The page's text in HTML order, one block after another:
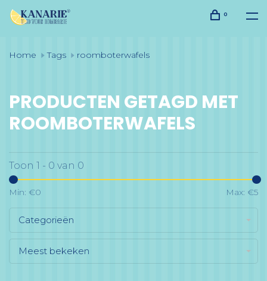
0
Home Tags roomboterwafels
PRODUCTEN GETAGD MET
ROOMBOTERWAFELS
Toon 1 - 0 van 0
Min: €0 Max: €5
Categorieën
Meest bekeken